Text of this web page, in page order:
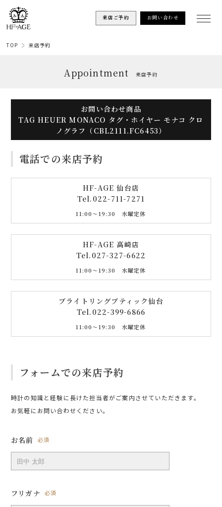
来店ご予約 お問い合わせ
TOP 来店予約
Appointment 来店予約
お問い合わせ商品
TAG HEUER MONACO タグ・ホイヤー モナコ クロ
ノグラフ（CBL2111.FC6453）
電話での来店予約
HF-AGE 仙台店
Tel. 022-711-7271
11:00〜19:30 水曜定休
HF-AGE 高崎店
Tel. 027-327-6622
11:00〜19:30 水曜定休
ブライトリングブティック仙台
Tel. 022-399-6866
11:00〜19:30 水曜定休
フォームでの来店予約
時計の知識と経験に長けた担当者がご案内させていただきます。
お気軽にお問い合わせください。
お名前 必須
フリガナ 必須